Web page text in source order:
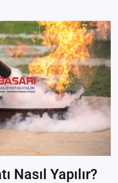
Nasıl Yapılır?